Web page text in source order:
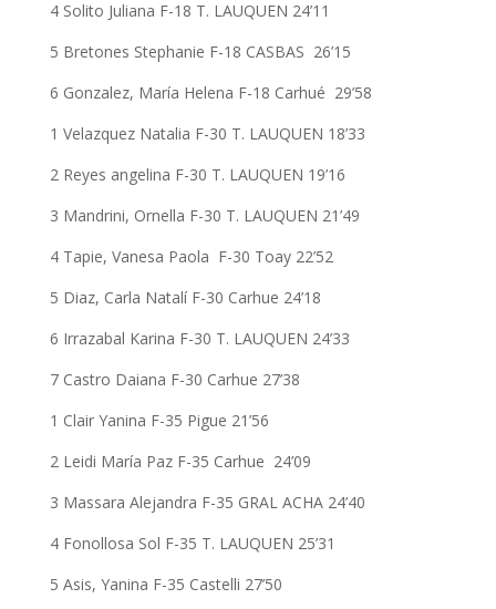
4 Solito Juliana F-18 T. LAUQUEN 24’11
5 Bretones Stephanie F-18 CASBAS 26’15
6 Gonzalez, María Helena F-18 Carhué 29’58
1 Velazquez Natalia F-30 T. LAUQUEN 18’33
2 Reyes angelina F-30 T. LAUQUEN 19’16
3 Mandrini, Ornella F-30 T. LAUQUEN 21’49
4 Tapie, Vanesa Paola F-30 Toay 22’52
5 Diaz, Carla Natalí F-30 Carhue 24’18
6 Irrazabal Karina F-30 T. LAUQUEN 24’33
7 Castro Daiana F-30 Carhue 27’38
1 Clair Yanina F-35 Pigue 21’56
2 Leidi María Paz F-35 Carhue 24’09
3 Massara Alejandra F-35 GRAL ACHA 24’40
4 Fonollosa Sol F-35 T. LAUQUEN 25’31
5 Asis, Yanina F-35 Castelli 27’50